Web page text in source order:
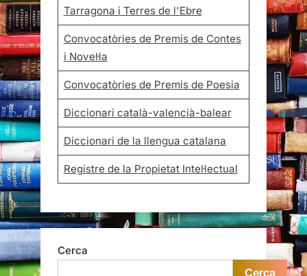
Tarragona i Terres de l'Ebre
Convocatòries de Premis de Contes
i Novel·la
Convocatòries de Premis de Poesia
Diccionari català-valencià-balear
Diccionari de la llengua catalana
Registre de la Propietat Intel·lectual
Cerca
Cerca